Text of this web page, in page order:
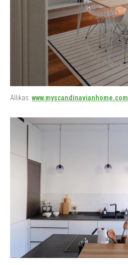
Allikas: www.myscandinavianhome.com